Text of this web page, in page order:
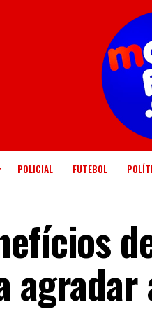
POLICIAL FUTEBOL